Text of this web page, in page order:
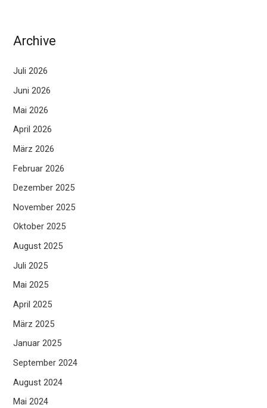
Archive
Juli 2026
Juni 2026
Mai 2026
April 2026
März 2026
Februar 2026
Dezember 2025
November 2025
Oktober 2025
August 2025
Juli 2025
Mai 2025
April 2025
März 2025
Januar 2025
September 2024
August 2024
Mai 2024